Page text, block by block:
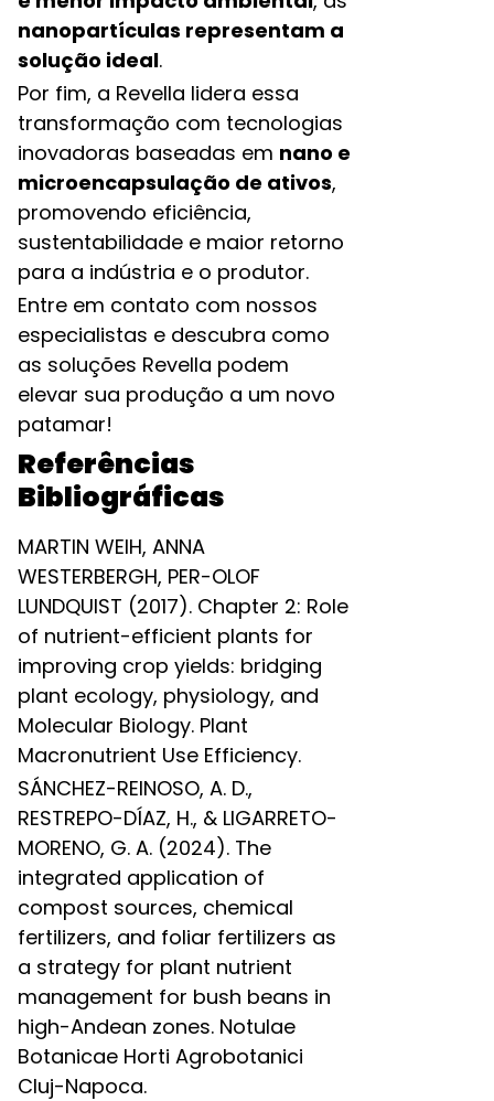
nanopartículas representam a
solução ideal.
Por fim, a Revella lidera essa
transformação com tecnologias
inovadoras baseadas em nano e
microencapsulação de ativos,
promovendo eficiência,
sustentabilidade e maior retorno
para a indústria e o produtor.
Entre em contato com nossos
especialistas e descubra como
as soluções Revella podem
elevar sua produção a um novo
patamar!
Referências
Bibliográficas
MARTIN WEIH, ANNA
WESTERBERGH, PER-OLOF
LUNDQUIST (2017). Chapter 2: Role
of nutrient-efficient plants for
improving crop yields: bridging
plant ecology, physiology, and
Molecular Biology. Plant
Macronutrient Use Efficiency.
SÁNCHEZ-REINOSO, A. D.,
RESTREPO-DÍAZ, H., & LIGARRETO-
MORENO, G. A. (2024). The
integrated application of
compost sources, chemical
fertilizers, and foliar fertilizers as
a strategy for plant nutrient
management for bush beans in
high-Andean zones. Notulae
Botanicae Horti Agrobotanici
Cluj-Napoca.